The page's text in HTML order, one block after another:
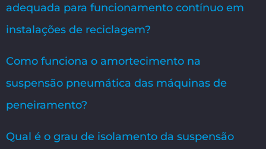
adequada para funcionamento contínuo em
instalações de reciclagem?
Como funciona o amortecimento na
suspensão pneumática das máquinas de
peneiramento?
Qual é o grau de isolamento da suspensão